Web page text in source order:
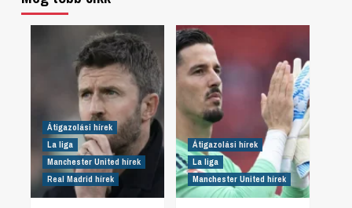
Átigazolási hírek
La liga
Manchester United hírek
Real Madrid hírek
Átigazolási hírek
La liga
Manchester United hírek